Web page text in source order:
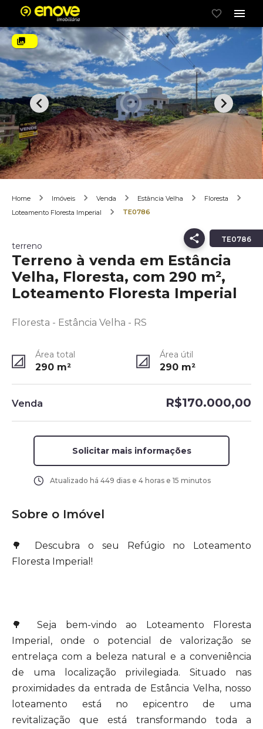
Home Imóveis Venda Estância Velha
Floresta
Loteamento Floresta Imperial
TE0786
TE0786
terreno
Terreno à venda em Estância
Velha, Floresta, com 290 m²,
Loteamento Floresta Imperial
Floresta - Estância Velha - RS
Área total
290 m²
Área útil
290 m²
Venda R$170.000,00
Solicitar mais informações
Atualizado há 449 dias e 4 horas e 15 minutos
Sobre o Imóvel
🌳 Descubra o seu Refúgio no Loteamento
Floresta Imperial!
🌳 Seja bem-vindo ao Loteamento Floresta
Imperial, onde o potencial de valorização se
entrelaça com a beleza natural e a conveniência
de uma localização privilegiada. Situado nas
proximidades da entrada de Estância Velha, nosso
loteamento está no epicentro de uma
revitalização que está transformando toda a